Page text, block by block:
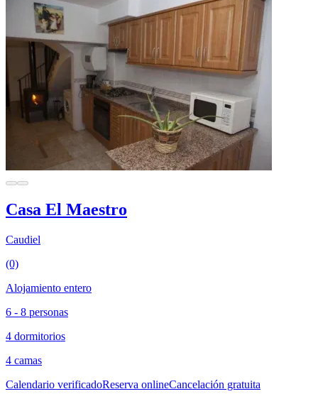
Casa El Maestro
Caudiel
(0)
Alojamiento entero
6 - 8 personas
4 dormitorios
4 camas
Calendario verificadoReserva onlineCancelación gratuita